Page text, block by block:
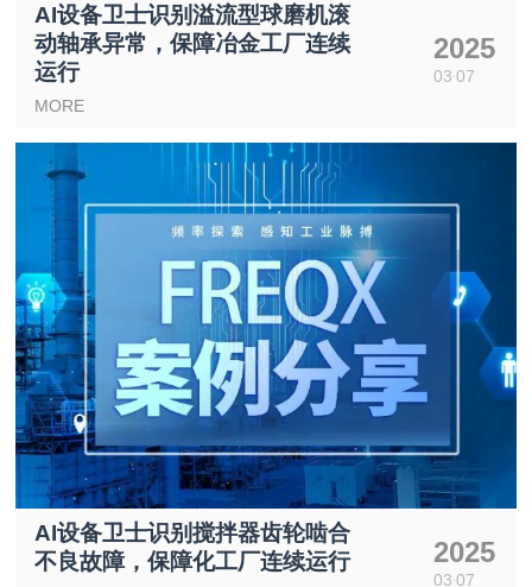
AI设备卫士识别溢流型球磨机滚
动轴承异常，保障冶金工厂连续
运行
MORE
2025
03 07
AI设备卫士识别搅拌器齿轮啮合
不良故障，保障化工厂连续运行
2025
03 07